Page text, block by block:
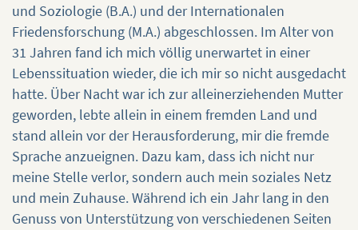
und Soziologie (B.A.) und der Internationalen
Friedensforschung (M.A.) abgeschlossen. Im Alter von
31 Jahren fand ich mich völlig unerwartet in einer
Lebenssituation wieder, die ich mir so nicht ausgedacht
hatte. Über Nacht war ich zur alleinerziehenden Mutter
geworden, lebte allein in einem fremden Land und
stand allein vor der Herausforderung, mir die fremde
Sprache anzueignen. Dazu kam, dass ich nicht nur
meine Stelle verlor, sondern auch mein soziales Netz
und mein Zuhause. Während ich ein Jahr lang in den
Genuss von Unterstützung von verschiedenen Seiten